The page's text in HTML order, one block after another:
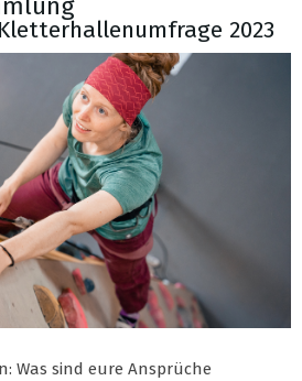
2023
Was sind eure Ansprüche